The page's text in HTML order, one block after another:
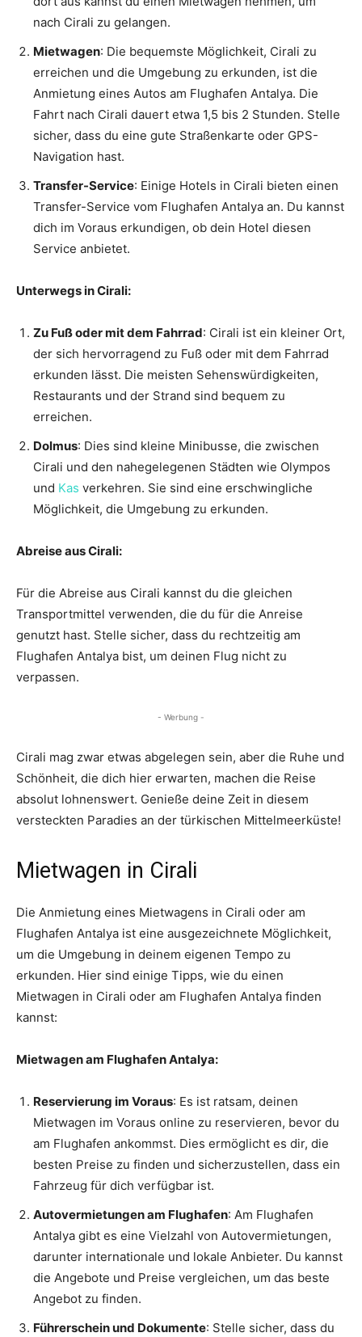
nach Cirali zu gelangen.
Mietwagen: Die bequemste Möglichkeit, Cirali zu
erreichen und die Umgebung zu erkunden, ist die
Anmietung eines Autos am Flughafen Antalya. Die
Fahrt nach Cirali dauert etwa 1,5 bis 2 Stunden. Stelle
sicher, dass du eine gute Straßenkarte oder GPS-
Navigation hast.
Transfer-Service: Einige Hotels in Cirali bieten einen
Transfer-Service vom Flughafen Antalya an. Du kannst
dich im Voraus erkundigen, ob dein Hotel diesen
Service anbietet.
Unterwegs in Cirali:
Zu Fuß oder mit dem Fahrrad: Cirali ist ein kleiner Ort,
der sich hervorragend zu Fuß oder mit dem Fahrrad
erkunden lässt. Die meisten Sehenswürdigkeiten,
Restaurants und der Strand sind bequem zu
erreichen.
Dolmus: Dies sind kleine Minibusse, die zwischen
Cirali und den nahegelegenen Städten wie Olympos
und Kas verkehren. Sie sind eine erschwingliche
Möglichkeit, die Umgebung zu erkunden.
Abreise aus Cirali:
Für die Abreise aus Cirali kannst du die gleichen
Transportmittel verwenden, die du für die Anreise
genutzt hast. Stelle sicher, dass du rechtzeitig am
Flughafen Antalya bist, um deinen Flug nicht zu
verpassen.
- Werbung -
Cirali mag zwar etwas abgelegen sein, aber die Ruhe und
Schönheit, die dich hier erwarten, machen die Reise
absolut lohnenswert. Genieße deine Zeit in diesem
versteckten Paradies an der türkischen Mittelmeerküste!
Mietwagen in Cirali
Die Anmietung eines Mietwagens in Cirali oder am
Flughafen Antalya ist eine ausgezeichnete Möglichkeit,
um die Umgebung in deinem eigenen Tempo zu
erkunden. Hier sind einige Tipps, wie du einen
Mietwagen in Cirali oder am Flughafen Antalya finden
kannst:
Mietwagen am Flughafen Antalya:
Reservierung im Voraus: Es ist ratsam, deinen
Mietwagen im Voraus online zu reservieren, bevor du
am Flughafen ankommst. Dies ermöglicht es dir, die
besten Preise zu finden und sicherzustellen, dass ein
Fahrzeug für dich verfügbar ist.
Autovermietungen am Flughafen: Am Flughafen
Antalya gibt es eine Vielzahl von Autovermietungen,
darunter internationale und lokale Anbieter. Du kannst
die Angebote und Preise vergleichen, um das beste
Angebot zu finden.
Führerschein und Dokumente: Stelle sicher, dass du